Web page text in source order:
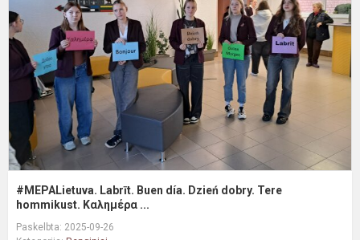
#MEPALietuva. Labrīt. Buen día. Dzień dobry. Tere
hommikust. Καλημέρα ...
Paskelbta: 2025-09-26